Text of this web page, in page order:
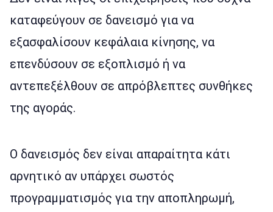
καταφεύγουν σε δανεισμό για να
εξασφαλίσουν κεφάλαια κίνησης, να
επενδύσουν σε εξοπλισμό ή να
αντεπεξέλθουν σε απρόβλεπτες συνθήκες
της αγοράς.
Ο δανεισμός δεν είναι απαραίτητα κάτι
αρνητικό αν υπάρχει σωστός
προγραμματισμός για την αποπληρωμή,